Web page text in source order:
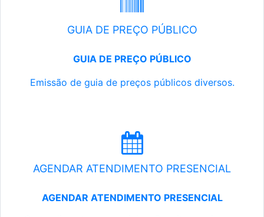
GUIA DE PREÇO PÚBLICO
GUIA DE PREÇO PÚBLICO
Emissão de guia de preços públicos diversos.
AGENDAR ATENDIMENTO PRESENCIAL
AGENDAR ATENDIMENTO PRESENCIAL